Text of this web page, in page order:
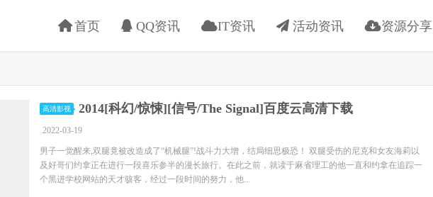
首页 QQ资讯 IT资讯 活动资讯 资源分享
高清影视 2014[科幻/惊悚][信号/The Signal]百度云高清下载
2022-03-19
男子一觉醒来,双腿竟被改造成了“机械腿”!战斗力大增，结局细思极恐！ 双腿受伤的尼克和女友海莉以
及好哥们约拿正在进行一段喜乐参半的漫长旅行。在此之前，就读于麻省理工的他一直和约拿在追踪一
个黑进学校网站的天才骇客，经过一段时间的努力，他...